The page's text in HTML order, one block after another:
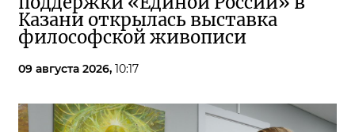
Казани открылась выставка
философской живописи
09 августа 2026, 10:17